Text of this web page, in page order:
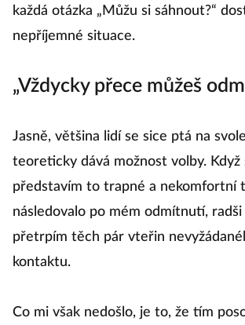
každá otázka „Můžu si sáhnout?“
nepříjemné situace.
„Vždycky přece můžeš
Jasně, většina lidí se sice ptá na
teoreticky dává možnost volby. Když
představím to trapné a nekomfortní
následovalo po mém odmítnutí, radši
přetrpím těch pár vteřin
kontaktu.
Co mi však nedošlo, je to, že tím